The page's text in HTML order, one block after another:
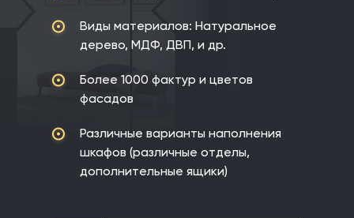
Виды материалов: Натуральное
дерево, МДФ, ДВП, и др.
Более 1000 фактур и цветов
фасадов
Различные варианты наполнения
шкафов (различные отделы,
дополнительные ящики)